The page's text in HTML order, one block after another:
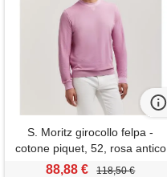
S. Moritz girocollo felpa -
cotone piquet, 52, rosa antico
88,88 € 118,50 €